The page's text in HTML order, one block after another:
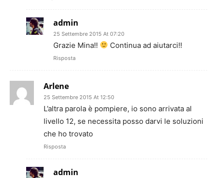
admin
25 Settembre 2015 At 07:20
Grazie Mina!! Continua ad aiutarci!!
Risposta
Arlene
25 Settembre 2015 At 12:50
L’altra parola è pompiere, io sono arrivata al
livello 12, se necessita posso darvi le soluzioni
che ho trovato
Risposta
admin